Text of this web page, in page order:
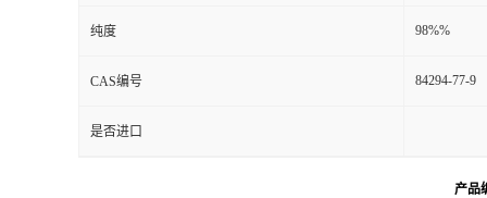
纯度 98%%
CAS编号 84294-77-9
是否进口
产品